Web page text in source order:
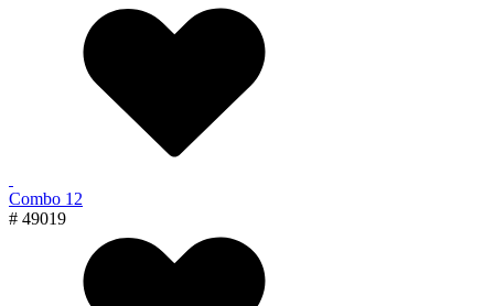
Combo 12
# 49019